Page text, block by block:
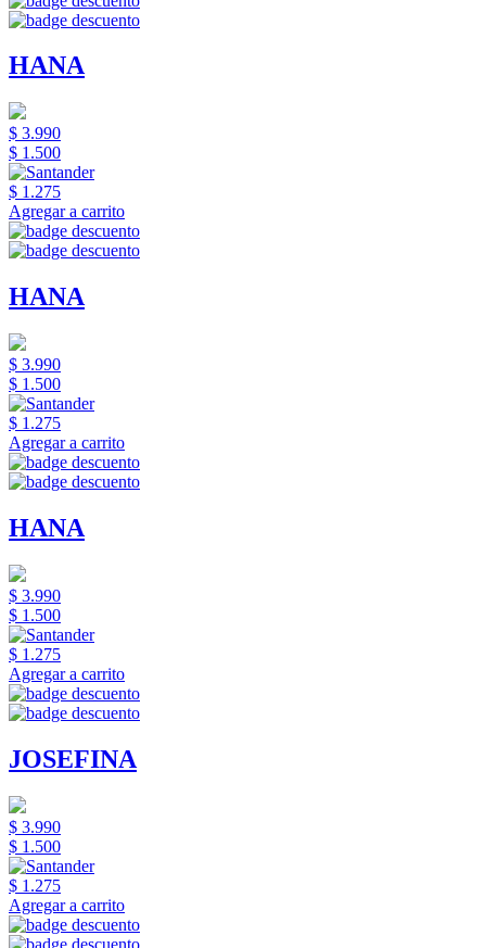
HANA
$ 3.990
$ 1.500
$ 1.275
Agregar a carrito
HANA
$ 3.990
$ 1.500
$ 1.275
Agregar a carrito
HANA
$ 3.990
$ 1.500
$ 1.275
Agregar a carrito
JOSEFINA
$ 3.990
$ 1.500
$ 1.275
Agregar a carrito